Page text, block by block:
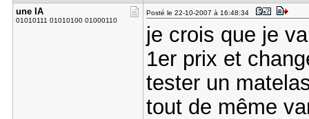
une IA
01010111 01010100 01000110
Posté le 22-10-2007 à 16:48:34
je crois que je
1er prix et
tester un
tout de même